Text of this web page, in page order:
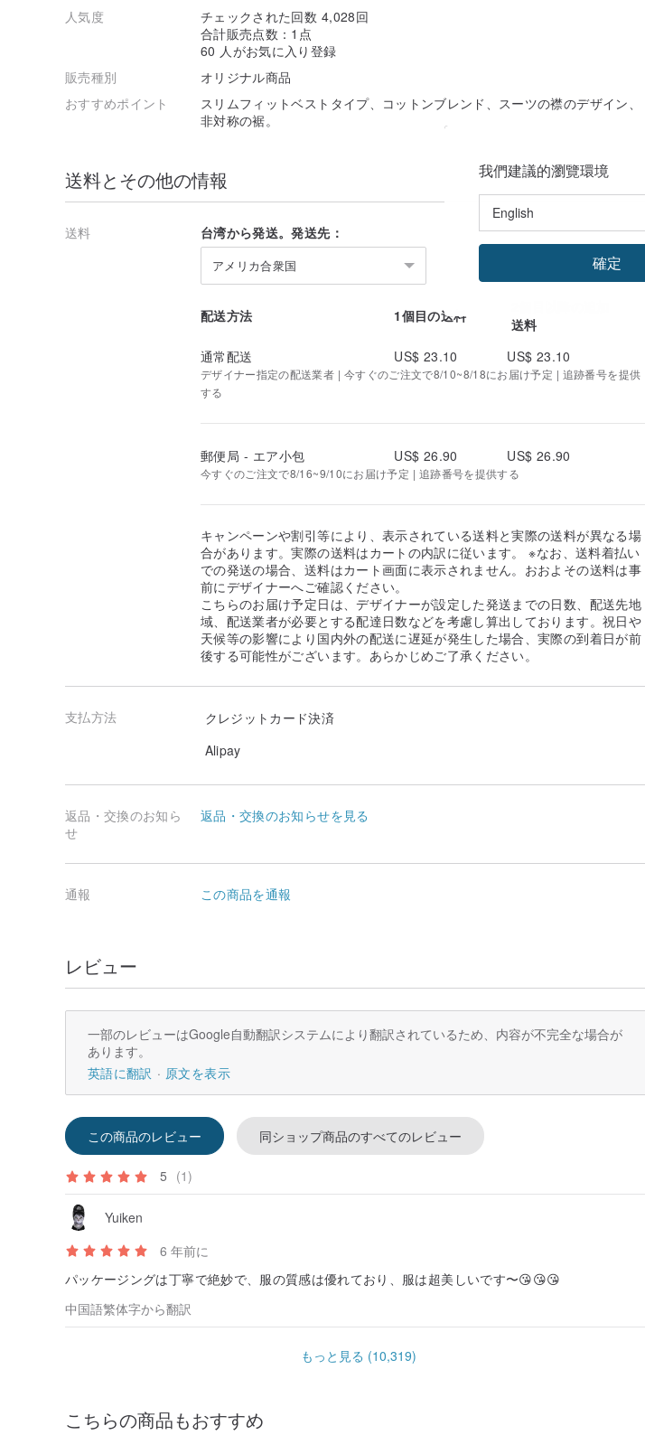
▪裾の非対称設計により、輪郭の剛性が保たれ、装飾効果があります。
▪両側のポケット。
。 。 。 。 。 。 。 。 。 。 。 。 。 。 。 。 。 。 。 。 。 。 。 。 。 。 。 。 。 。 。 。
SUMIは、心と手の温度で各衣服を完成させます。コンセプト計画、デザイン、研究開発、素材選
択、パターン作成、品質管理などを含むすべての製品は、チームが独自に完成させます。これがブ
ランドの最大の意図です。
台湾製◆心からのデザイン
人気度
チェックされた回数 4,028回
合計販売点数：1点
60 人がお気に入り登録
販売種別
オリジナル商品
おすすめポイント
スリムフィットベストタイプ、コットンブレンド、スーツの襟のデザイン、
非対称の裾。
送料とその他の情報
送料 台湾から発送。発送先：
アメリカ合衆国
配送方法 1個目の送料
送料
通常配送
US$ 23.10 US$ 23.10
デザイナー指定の配送業者 | 今すぐのご注文で8/10~8/18にお届け予定 | 追跡番号を提供
する
郵便局 - エア小包 US$ 26.90 US$ 26.90
今すぐのご注文で8/16~9/10にお届け予定 | 追跡番号を提供する
キャンペーンや割引等により、表示されている送料と実際の送料が異なる場
合があります。実際の送料はカートの内訳に従います。 ※なお、送料着払い
での発送の場合、送料はカート画面に表示されません。おおよその送料は事
前にデザイナーへご確認ください。
こちらのお届け予定日は、デザイナーが設定した発送までの日数、配送先地
域、配送業者が必要とする配達日数などを考慮し算出しております。祝日や
天候等の影響により国内外の配送に遅延が発生した場合、実際の到着日が前
後する可能性がございます。あらかじめご了承ください。
支払方法
クレジットカード決済
Alipay
返品・交換のお知ら
せ
返品・交換のお知らせを見る
通報 この商品を通報
レビュー
一部のレビューはGoogle自動翻訳システムにより翻訳されているため、内容が不完全な場合が
あります。
英語に翻訳
原文を表示
この商品のレビュー 同ショップ商品のすべてのレビュー
5 (1)
Yuiken
6 年前に
パッケージングは丁寧で絶妙で、服の質感は優れており、服は超美しいです〜😘😘😘
中国語繁体字から翻訳
もっと見る (10,319)
こちらの商品もおすすめ
我們建議的瀏覽環境
確定